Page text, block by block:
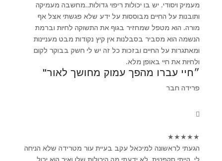
מעמיק ויסודי. יש בו יכולות ריפוי גדולות..מחשבה מעמיקה
ותובנות על החיים מבוססות על ידע שלא פגשתי אצל אף
מורה. הוא מטפל שמחזיר בגוף את התשוקה לחיות וברמת
הנשמה הוא מסביר בסבלנות אין קיץ נקודות מבט מעניינות
ומאתגרות על החיים ובזכות כל זה יש לי חשק בבוקר לקום
ולחיות את חיי באופן מלא.
״חיי עברו מהפך עמוק מחושך לאור"
פרידה חבר
★
★
★
★
★
הגעתי לראשונה למיכאל עקב בעיית עור מטרידה שלא הניחה